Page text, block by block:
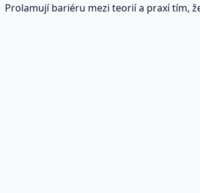
Prolamují bariéru mezi teorií a praxí tím,